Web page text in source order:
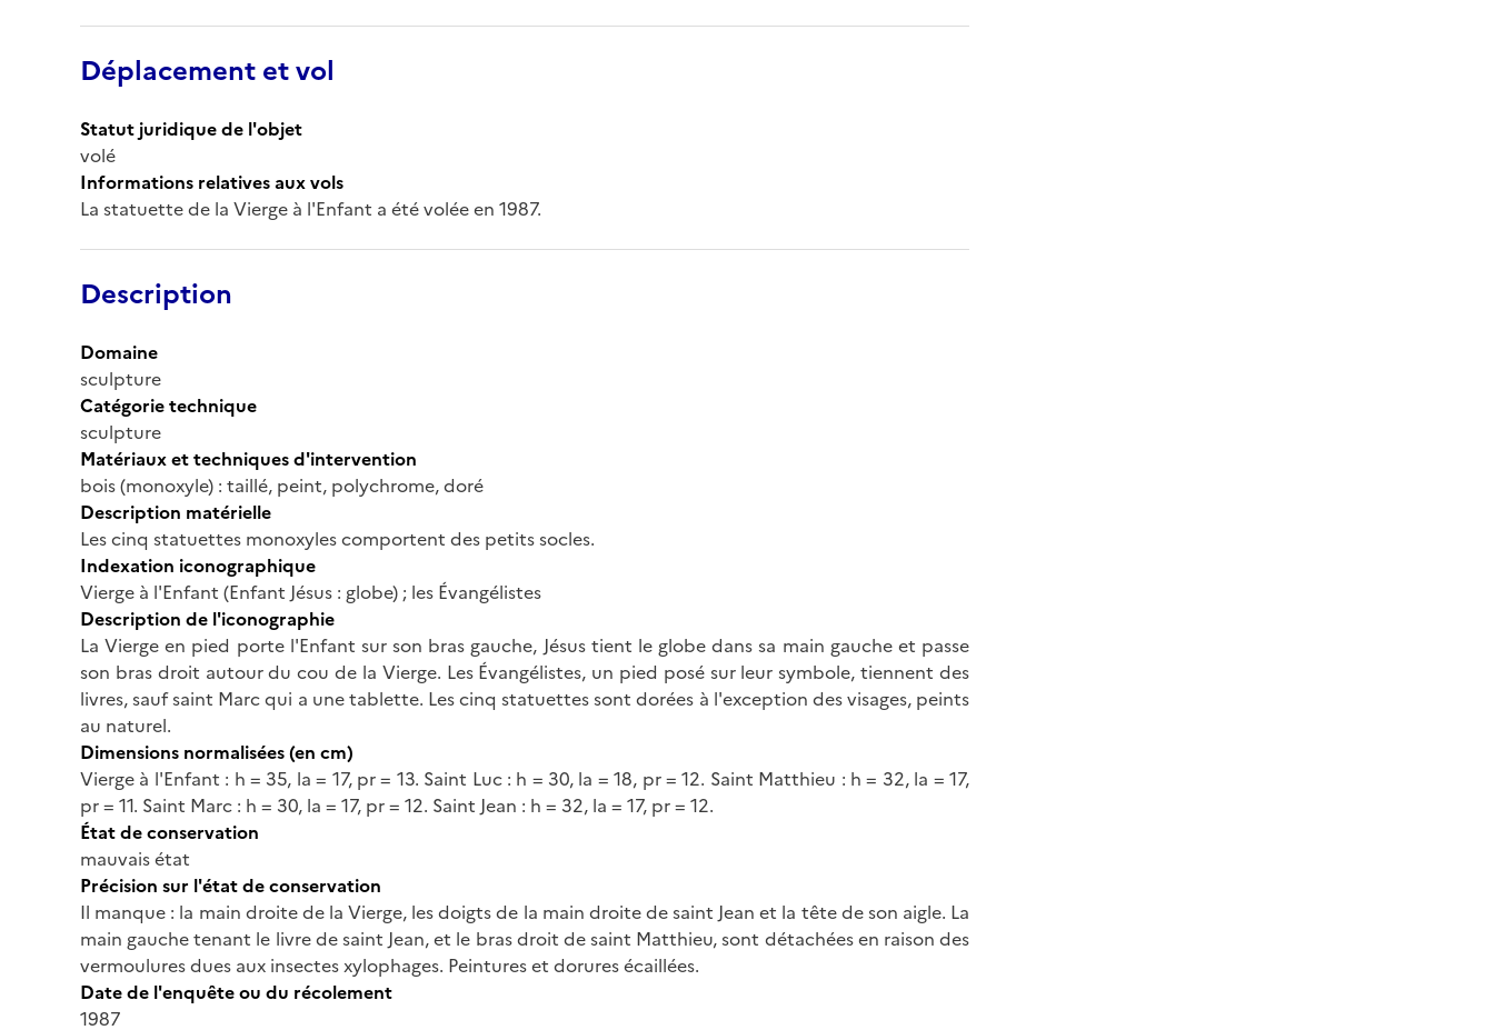
Déplacement et vol
Statut juridique de l'objet
volé
Informations relatives aux vols
La statuette de la Vierge à l'Enfant a été volée en 1987.
Description
Domaine
sculpture
Catégorie technique
sculpture
Matériaux et techniques d'intervention
bois (monoxyle) : taillé, peint, polychrome, doré
Description matérielle
Les cinq statuettes monoxyles comportent des petits socles.
Indexation iconographique
Vierge à l'Enfant (Enfant Jésus : globe) ; les Évangélistes
Description de l'iconographie
La Vierge en pied porte l'Enfant sur son bras gauche, Jésus tient le globe dans sa main gauche et passe
son bras droit autour du cou de la Vierge. Les Évangélistes, un pied posé sur leur symbole, tiennent des
livres, sauf saint Marc qui a une tablette. Les cinq statuettes sont dorées à l'exception des visages, peints
au naturel.
Dimensions normalisées (en cm)
Vierge à l'Enfant : h = 35, la = 17, pr = 13. Saint Luc : h = 30, la = 18, pr = 12. Saint Matthieu : h = 32, la = 17,
pr = 11. Saint Marc : h = 30, la = 17, pr = 12. Saint Jean : h = 32, la = 17, pr = 12.
État de conservation
mauvais état
Précision sur l'état de conservation
Il manque : la main droite de la Vierge, les doigts de la main droite de saint Jean et la tête de son aigle. La
main gauche tenant le livre de saint Jean, et le bras droit de saint Matthieu, sont détachées en raison des
vermoulures dues aux insectes xylophages. Peintures et dorures écaillées.
Date de l'enquête ou du récolement
1987